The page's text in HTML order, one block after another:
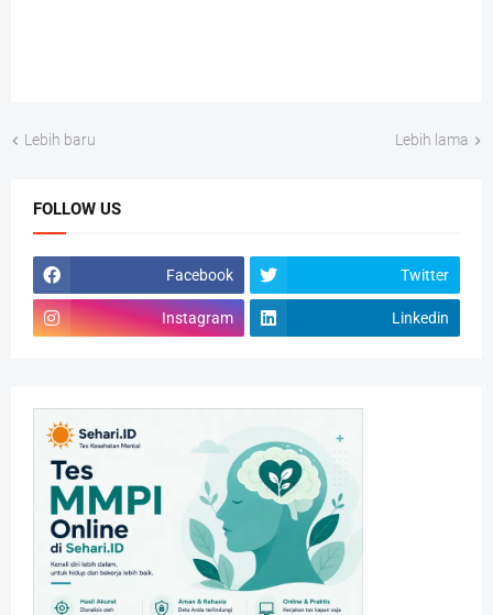
Lebih baru Lebih lama
FOLLOW US
Facebook Twitter
Instagram Linkedin